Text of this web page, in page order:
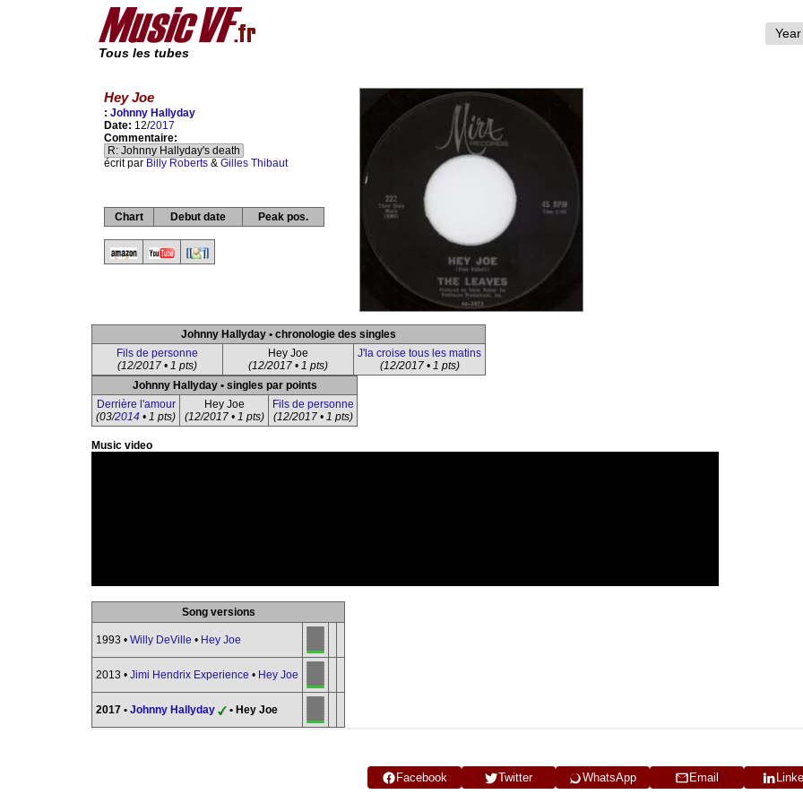
Tous les tubes
Hey Joe
: Johnny Hallyday
Date: 12/2017
Commentaire:
R: Johnny Hallyday's death
écrit par Billy Roberts & Gilles Thibaut
Chart Debut date Peak pos.
Johnny Hallyday • chronologie des singles
Fils de personne
(12/2017 • 1 pts)
Hey Joe
(12/2017 • 1 pts)
J'la croise tous les matins
(12/2017 • 1 pts)
Johnny Hallyday • singles par points
Derrière l'amour
(03/2014 • 1 pts)
Hey Joe
(12/2017 • 1 pts)
Fils de personne
(12/2017 • 1 pts)
Music video
Song versions
1993 • Willy DeVille • Hey Joe
2013 • Jimi Hendrix Experience • Hey Joe
2017 • Johnny Hallyday • Hey Joe
Facebook Twitter WhatsApp Email